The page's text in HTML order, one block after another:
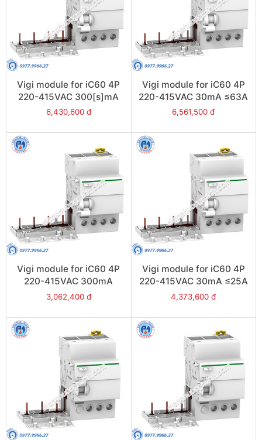
Vigi module for iC60 4P
220-415VAC 300[s]mA
≤63A - Model A9V25463
6,430,600 đ
Vigi module for iC60 4P
220-415VAC 30mA ≤63A
- Model A9V41463
6,561,500 đ
Vigi module for iC60 4P
220-415VAC 300mA
≤25A - Model A9V44425
3,062,400 đ
Vigi module for iC60 4P
220-415VAC 30mA ≤25A
- Model A9V41425
4,373,600 đ